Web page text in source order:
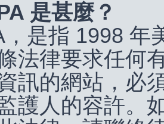
是甚麼？
，是指 1998 年
法律要求任何
訊的網站，必
護人的容許。